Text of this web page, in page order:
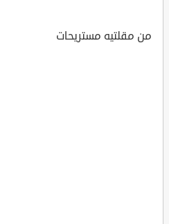
من مقلتيه مستريحات